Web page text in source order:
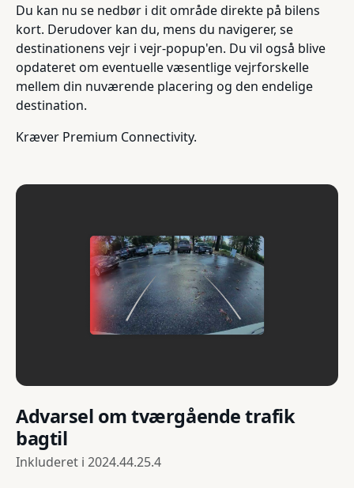
Du kan nu se nedbør i dit område direkte på bilens
kort. Derudover kan du, mens du navigerer, se
destinationens vejr i vejr-popup'en. Du vil også blive
opdateret om eventuelle væsentlige vejrforskelle
mellem din nuværende placering og den endelige
destination.
Kræver Premium Connectivity.
Advarsel om tværgående trafik
bagtil
Inkluderet i 2024.44.25.4